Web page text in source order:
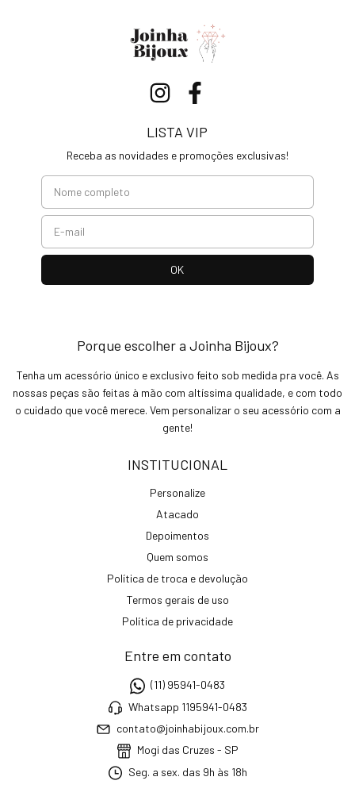
LISTA VIP
Receba as novidades e promoções exclusivas!
Porque escolher a Joinha Bijoux?
Tenha um acessório único e exclusivo feito sob medida pra você. As
nossas peças são feitas à mão com altíssima qualidade, e com todo
o cuidado que você merece. Vem personalizar o seu acessório com a
gente!
INSTITUCIONAL
Personalize
Atacado
Depoimentos
Quem somos
Política de troca e devolução
Termos gerais de uso
Política de privacidade
Entre em contato
(11) 95941-0483
Whatsapp 1195941-0483
contato@joinhabijoux.com.br
Mogi das Cruzes - SP
Seg. a sex. das 9h às 18h